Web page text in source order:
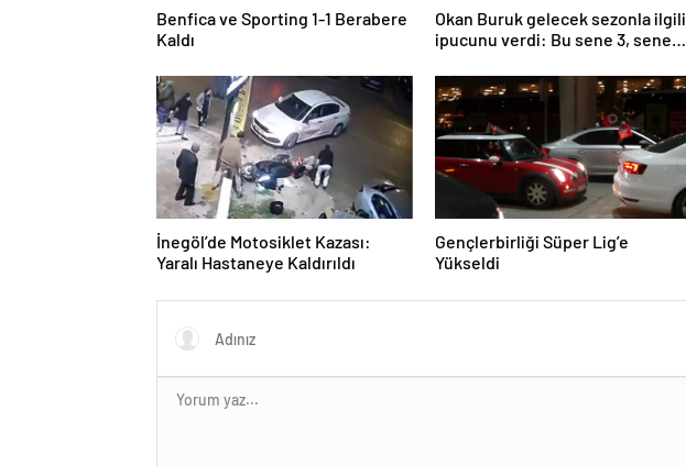
Benfica ve Sporting 1-1 Berabere
Kaldı
Okan Buruk gelecek sezonla ilgili
ipucunu verdi: Bu sene 3, seneye
İnegöl’de Motosiklet Kazası:
Yaralı Hastaneye Kaldırıldı
Gençlerbirliği Süper Lig’e
Yükseldi